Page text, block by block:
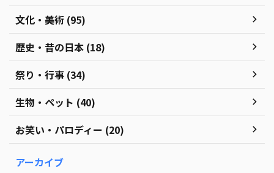
文化・美術 (95)
歴史・昔の日本 (18)
祭り・行事 (34)
生物・ペット (40)
お笑い・パロディー (20)
アーカイブ